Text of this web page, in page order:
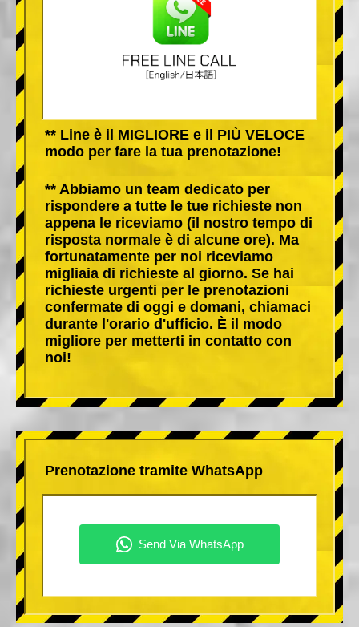
** Line è il MIGLIORE e il PIÙ VELOCE
modo per fare la tua prenotazione!
** Abbiamo un team dedicato per
rispondere a tutte le tue richieste non
appena le riceviamo (il nostro tempo di
risposta normale è di alcune ore). Ma
fortunatamente per noi riceviamo
migliaia di richieste al giorno. Se hai
richieste urgenti per le prenotazioni
confermate di oggi e domani, chiamaci
durante l'orario d'ufficio. È il modo
migliore per metterti in contatto con
noi!
Prenotazione tramite WhatsApp